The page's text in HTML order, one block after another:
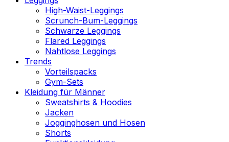
High-Waist-Leggings
Scrunch-Bum-Leggings
Schwarze Leggings
Flared Leggings
Nahtlose Leggings
Trends
Vorteilspacks
Gym-Sets
Kleidung für Männer
Sweatshirts & Hoodies
Jacken
Jogginghosen und Hosen
Shorts